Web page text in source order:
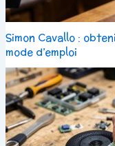
Simon Cavallo :
mode d’emploi